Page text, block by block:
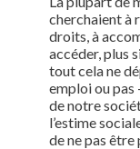
cherchaient à
droits, à
accéder, plus
tout cela ne
emploi ou pas
de notre
l’estime
de ne pas être